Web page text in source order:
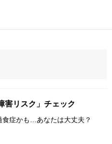
害リスク」チェック
食症かも…あなたは大丈夫？